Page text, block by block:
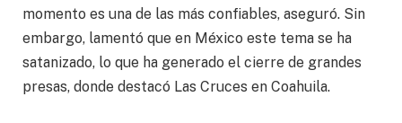
momento es una de las más confiables, aseguró. Sin
embargo, lamentó que en México este tema se ha
satanizado, lo que ha generado el cierre de grandes
presas, donde destacó Las Cruces en Coahuila.